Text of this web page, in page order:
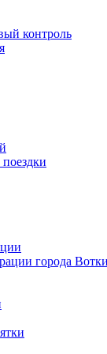
контроль
города